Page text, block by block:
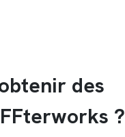
des
?